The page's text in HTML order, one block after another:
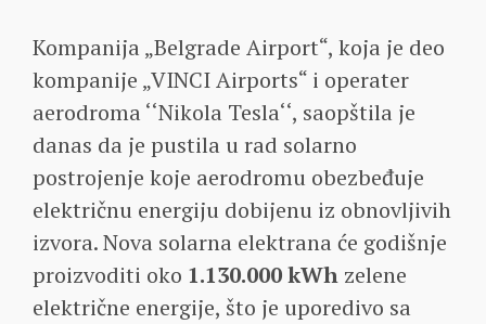
Kompanija „Belgrade Airport“, koja je deo
kompanije „VINCI Airports“ i operater
aerodroma ‘‘Nikola Tesla‘‘, saopštila je
danas da je pustila u rad solarno
postrojenje koje aerodromu obezbeđuje
električnu energiju dobijenu iz obnovljivih
izvora. Nova solarna elektrana će godišnje
proizvoditi oko 1.130.000 kWh zelene
električne energije, što je uporedivo sa